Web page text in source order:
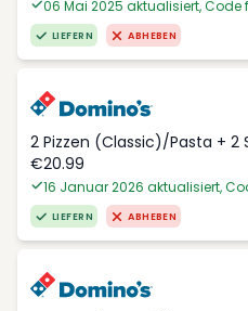
06 Mai 2025 aktualisiert, Code
LIEFERN ABHEBEN
2 Pizzen (Classic)/Pasta + 2
€20.99
16 Januar 2026 aktualisiert,
LIEFERN ABHEBEN